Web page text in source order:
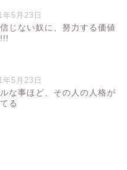
5月23日
じない奴に、努力する価値
5月23日
な事ほど、その人の人格が
る